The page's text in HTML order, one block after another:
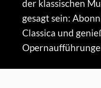
der klassischen
gesagt sein:
Classica und